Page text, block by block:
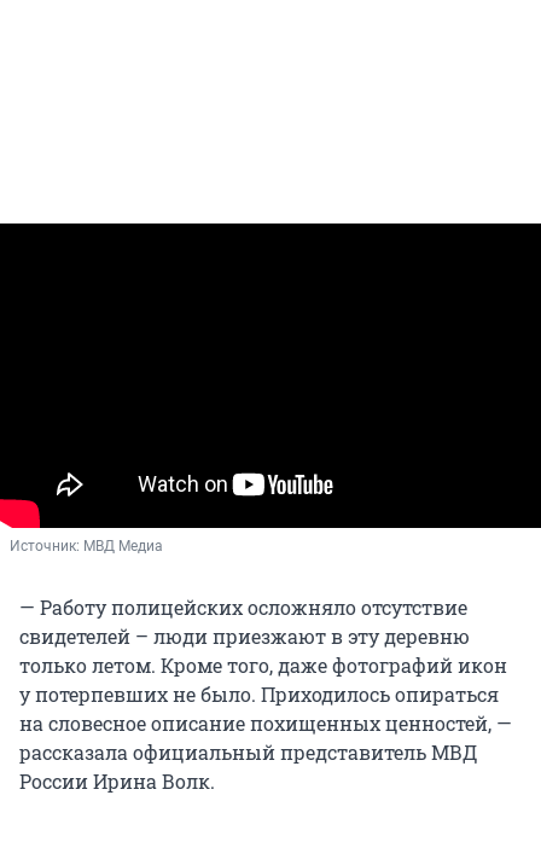
Источник: МВД Медиа
— Работу полицейских осложняло отсутствие
свидетелей – люди приезжают в эту деревню
только летом. Кроме того, даже фотографий икон
у потерпевших не было. Приходилось опираться
на словесное описание похищенных ценностей, —
рассказала официальный представитель МВД
России Ирина Волк.